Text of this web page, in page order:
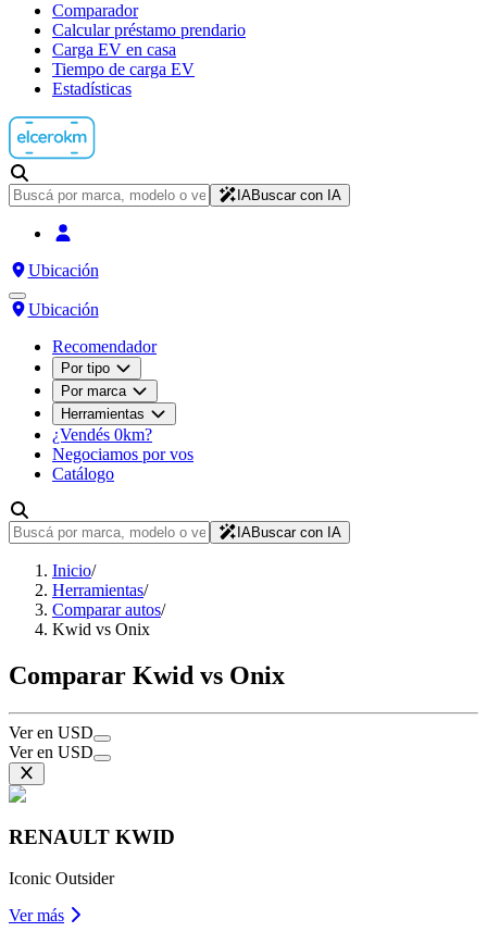
Comparador
Calcular préstamo prendario
Carga EV en casa
Tiempo de carga EV
Estadísticas
IABuscar con IA
Ubicación
Ubicación
Recomendador
Por tipo
Por marca
Herramientas
¿Vendés 0km?
Negociamos por vos
Catálogo
IABuscar con IA
Inicio/
Herramientas/
Comparar autos/
Kwid vs Onix
Comparar Kwid vs Onix
Ver en USD
Ver en USD
RENAULT KWID
Iconic Outsider
Ver más